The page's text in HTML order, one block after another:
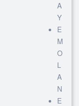
A
Y
E
M
O
L
A
N
E